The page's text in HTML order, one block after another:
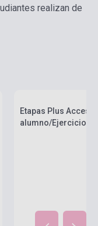
realizan de
Etapas Plus
alumno/Ejercicios